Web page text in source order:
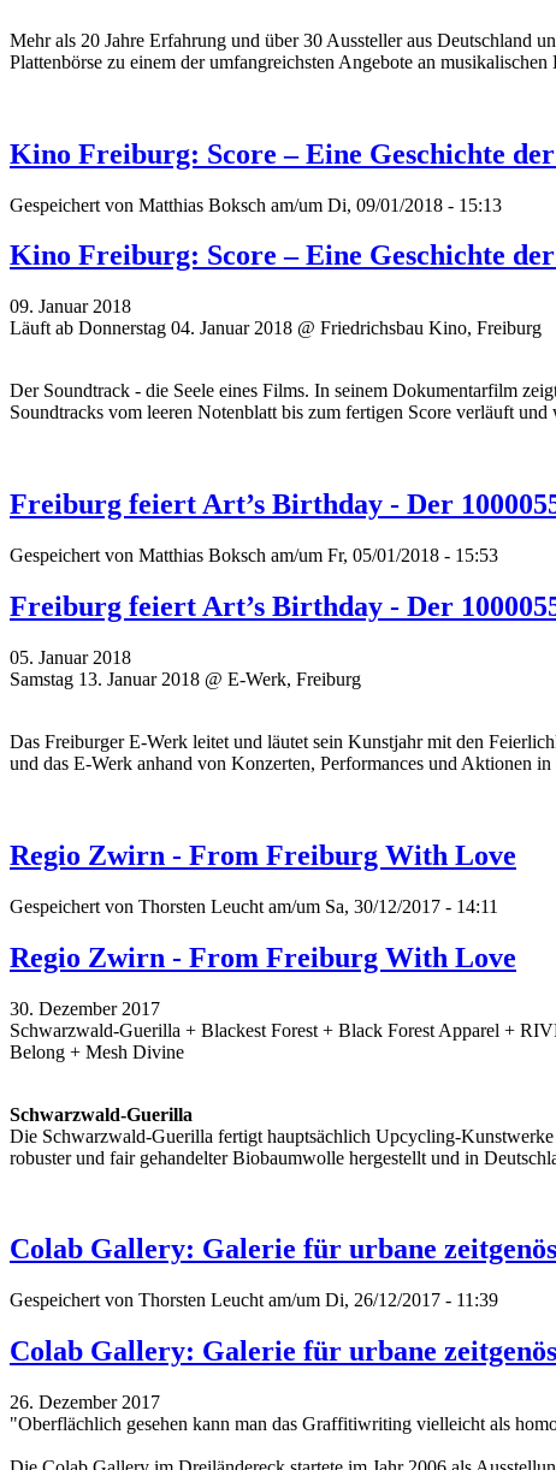
Mehr als 20 Jahre Erfahrung und über 30 Aussteller aus Deutschland
Plattenbörse zu einem der umfangreichsten Angebote an
Kino Freiburg: Score – Eine Geschichte
Gespeichert von Matthias Boksch am/um Di, 09/01/2018 - 15:13
Kino Freiburg: Score – Eine Geschichte
09. Januar 2018
Läuft ab Donnerstag 04. Januar 2018 @ Friedrichsbau Kino, Freiburg
Der Soundtrack - die Seele eines Films. In seinem Dokumentarfilm
Soundtracks vom leeren Notenblatt bis zum fertigen Score verläuft
Freiburg feiert Art’s Birthday - Der
Gespeichert von Matthias Boksch am/um Fr, 05/01/2018 - 15:53
Freiburg feiert Art’s Birthday - Der
05. Januar 2018
Samstag 13. Januar 2018 @ E-Werk, Freiburg
Das Freiburger E-Werk leitet und läutet sein Kunstjahr mit den
und das E-Werk anhand von Konzerten, Performances und Aktionen
Regio Zwirn - From Freiburg With Love
Gespeichert von Thorsten Leucht am/um Sa, 30/12/2017 - 14:11
Regio Zwirn - From Freiburg With Love
30. Dezember 2017
Schwarzwald-Guerilla + Blackest Forest + Black Forest Apparel +
Belong + Mesh Divine
Schwarzwald-Guerilla
Die Schwarzwald-Guerilla fertigt hauptsächlich Upcycling-
robuster und fair gehandelter Biobaumwolle hergestellt und in
Colab Gallery: Galerie für urbane
Gespeichert von Thorsten Leucht am/um Di, 26/12/2017 - 11:39
Colab Gallery: Galerie für urbane
26. Dezember 2017
"Oberflächlich gesehen kann man das Graffitiwriting vielleicht als